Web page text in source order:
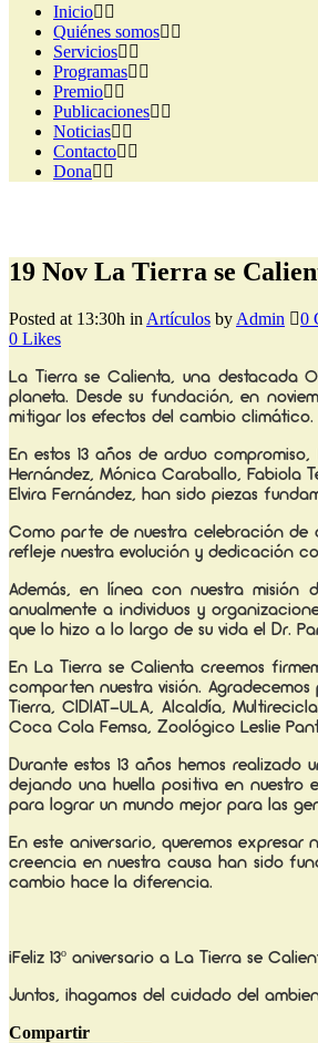
Inicio
Quiénes somos
Servicios
Programas
Premio
Publicaciones
Noticias
Contacto
Dona
19 Nov La Tierra se
Posted at 13:30h in Artículos by Admin
0
0 Likes
La Tierra se Calienta, una destacada
planeta. Desde su fundación, en
mitigar los efectos del cambio climático.
En estos 13 años de arduo
Hernández, Mónica Caraballo, Fabiola
Elvira Fernández, han sido piezas
Como parte de nuestra celebración de
refleje nuestra evolución y dedicación
Además, en línea con nuestra misión
anualmente a individuos y
que lo hizo a lo largo de su vida el Dr.
En La Tierra se Calienta creemos
comparten nuestra visión.
Tierra, CIDIAT-ULA, Alcaldía,
Coca Cola Femsa, Zoológico Leslie
Durante estos 13 años hemos
dejando una huella positiva en nuestro
para lograr un mundo mejor para las
En este aniversario, queremos
creencia en nuestra causa han sido
cambio hace la diferencia.
¡Feliz 13º aniversario a La Tierra se
Juntos, ¡hagamos del cuidado del
Compartir